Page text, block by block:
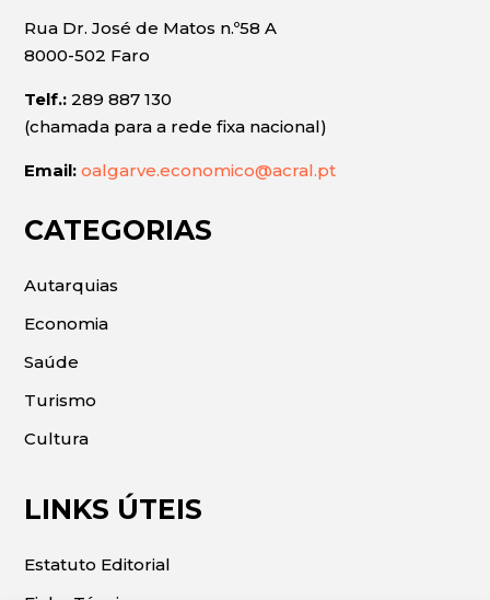
Rua Dr. José de Matos n.º58 A
8000-502 Faro
Telf.: 289 887 130
(chamada para a rede fixa nacional)
Email: oalgarve.economico@acral.pt
CATEGORIAS
Autarquias
Economia
Saúde
Turismo
Cultura
LINKS ÚTEIS
Estatuto Editorial